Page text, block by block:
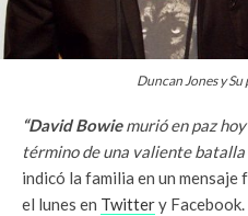
Duncan Jones y
“David Bowiemurió en paz
término de una valiente
indicó la familia en un
el lunes en Twittery Facebook.